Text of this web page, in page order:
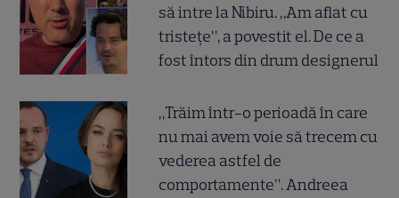
să intre la Nibiru. „Am aflat cu
tristețe”, a povestit el. De ce a
fost întors din drum designerul
„Trăim într-o perioadă în care
nu mai avem voie să trecem cu
vederea astfel de
comportamente”. Andreea